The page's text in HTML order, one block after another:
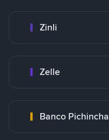
Zinli
Zelle
Banco Pichincha